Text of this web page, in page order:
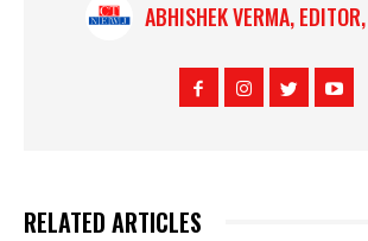
ABHISHEK VERMA,
RELATED ARTICLES